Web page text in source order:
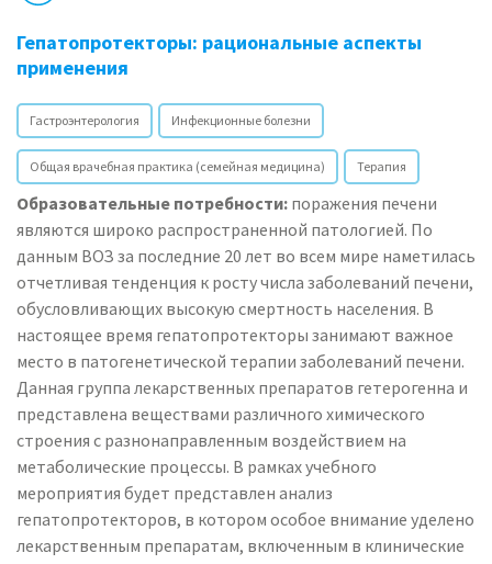
Гепатопротекторы: рациональные аспекты
применения
Гастроэнтерология Инфекционные болезни
Общая врачебная практика (семейная медицина) Терапия
Образовательные потребности: поражения печени
являются широко распространенной патологией. По
данным ВОЗ за последние 20 лет во всем мире наметилась
отчетливая тенденция к росту числа заболеваний печени,
обусловливающих высокую смертность населения. В
настоящее время гепатопротекторы занимают важное
место в патогенетической терапии заболеваний печени.
Данная группа лекарственных препаратов гетерогенна и
представлена веществами различного химического
строения с разнонаправленным воздействием на
метаболические процессы. В рамках учебного
мероприятия будет представлен анализ
гепатопротекторов, в котором особое внимание уделено
лекарственным препаратам, включенным в клинические